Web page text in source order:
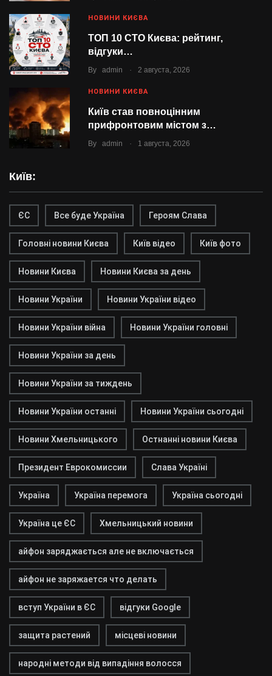
НОВИНИ КИЄВА
ТОП 10 СТО Києва: рейтинг,
відгуки…
By admin . 2 августа, 2026
НОВИНИ КИЄВА
Київ став повноцінним
прифронтовим містом з…
By admin . 1 августа, 2026
Київ:
ЄС Все буде Україна Героям Слава
Головні новини Києва Київ відео Київ фото
Новини Києва Новини Києва за день
Новини України Новини України відео
Новини України війна Новини України головні
Новини України за день
Новини України за тиждень
Новини України останні Новини України сьогодні
Новини Хмельницького Остнанні новини Києва
Президент Еврокомиссии Слава Україні
Україна Україна перемога Україна сьогодні
Україна це ЄС Хмельницький новини
айфон заряджається але не включається
айфон не заряжается что делать
вступ України в ЄС відгуки Google
защита растений місцеві новини
народні методи від випадіння волосся